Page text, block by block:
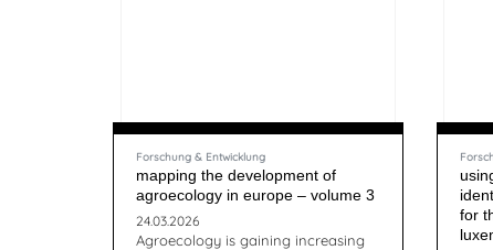
Forschung & Entwicklung
mapping the development of
agroecology in europe – volume 3
24.03.2026
Agroecology is gaining increasing
for